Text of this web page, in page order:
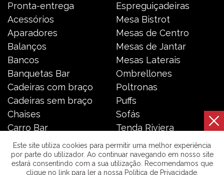
Pronta-entrega
Acessórios
Aparadores
Balanços
Bancos
Banquetas Bar
Cadeiras com braço
Cadeiras sem braço
Chaises
Carro Bar
Coleção Resort
Espreguiçadeiras
Mesa Bistrot
Mesas de Centro
Mesas de Jantar
Mesas Laterais
Ombrellones
Poltronas
Puffs
Sofás
Tenda Riviera
Toldos e Cortinas
Galeria das Lonas © 2026 | Todos os direitos reservados. |
Este site utiliza cookies para permitir uma melhor experiência
por parte do utilizador. Ao continuar navegando em nosso site
estará consentindo com a sua utilização. Recomendamos que
clique no link para ler a nossa Política de Privacidade.